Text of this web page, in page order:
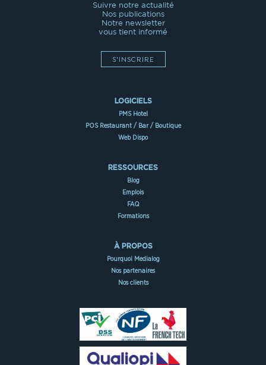
Suivre notre actualité
Nos publications
Notre newsletter
vous tient informé
S'INSCRIRE
LOGICIELS
PMS Hotel
POS Restaurant / Bar / Boutique
Web Dispo
RESSOURCES
Blog
Emplois
FAQ
Formations
À PROPOS
Pourquoi Medialog
Nos partenaires
Nos clients